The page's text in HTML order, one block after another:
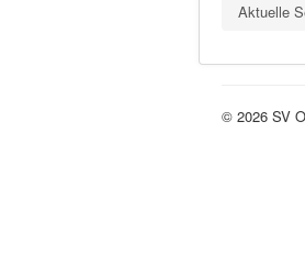
Aktuelle
© 2026 SV